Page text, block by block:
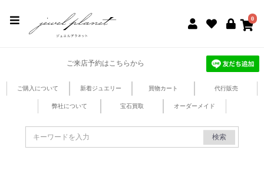
0
ご来店予約はこちらから
ご購入について 新着ジュエリー 買物カート 代行販売
弊社について 宝石買取 オーダーメイド
検索